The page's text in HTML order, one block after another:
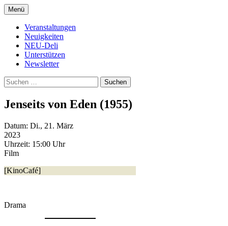
Zum
Inhalt
springen
NeuDeli Einbeck
Menü
Veranstaltungen
Neuigkeiten
NEU-Deli
Unterstützen
Newsletter
Suchen
nach:
Jenseits von Eden (1955)
Datum: Di., 21. März
2023
Uhrzeit: 15:00 Uhr
Film
[KinoCafé]
Drama